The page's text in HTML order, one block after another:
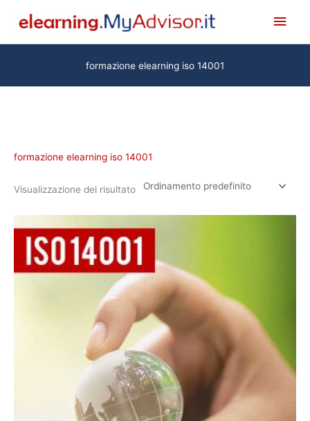
contenuto
formazione elearning iso 14001
formazione elearning iso 14001
Visualizzazione del risultato